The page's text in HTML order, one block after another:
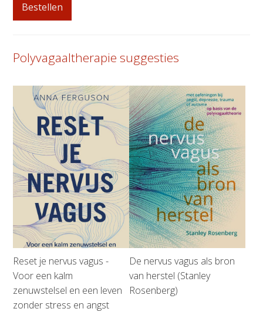
Bestellen
Polyvagaaltherapie suggesties
Reset je nervus vagus -
Voor een kalm
zenuwstelsel en een leven
zonder stress en angst
De nervus vagus als bron
van herstel (Stanley
Rosenberg)